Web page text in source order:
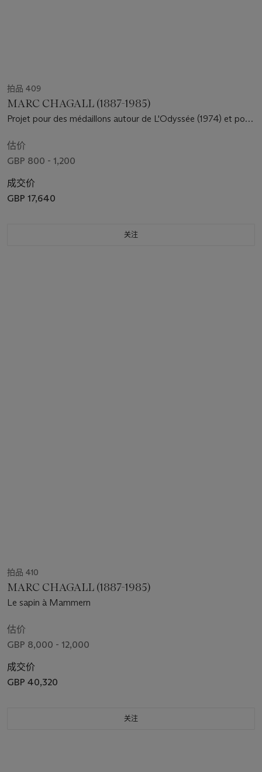
拍品 409
MARC CHAGALL (1887-1985)
Projet pour des médaillons autour de L'Odyssée (1974) et pour
估价
GBP 800 - 1,200
成交价
GBP 17,640
关注
拍品 410
MARC CHAGALL (1887-1985)
Le sapin à Mammern
估价
GBP 8,000 - 12,000
成交价
GBP 40,320
关注